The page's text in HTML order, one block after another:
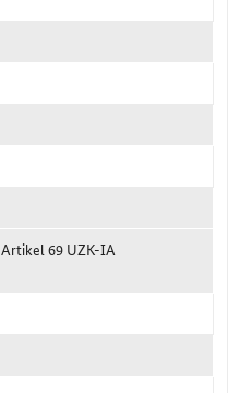
Artikel 69 UZK-IA